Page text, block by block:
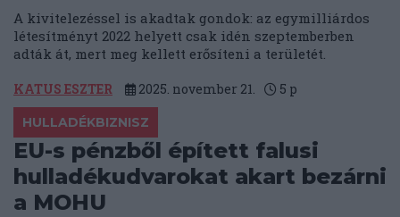
A kivitelezéssel is akadtak gondok: az egymilliárdos
létesítményt 2022 helyett csak idén szeptemberben
adták át, mert meg kellett erősíteni a területét.
KATUS ESZTER 2025. november 21. 5 p
HULLADÉKBIZNISZ
EU-s pénzből épített falusi
hulladékudvarokat akart bezárni
a MOHU